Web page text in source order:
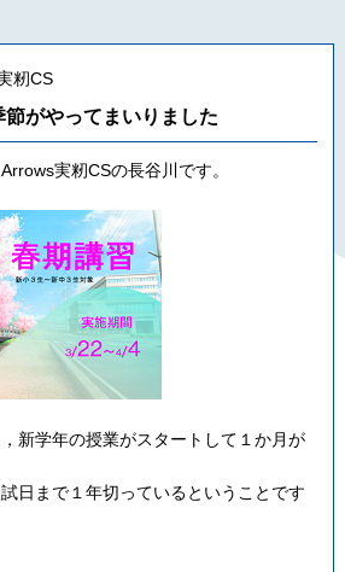
籾CS
がやってまいりました
実籾CSの長谷川です。
新学年の授業がスタートして１か月が
日まで１年切っているということです